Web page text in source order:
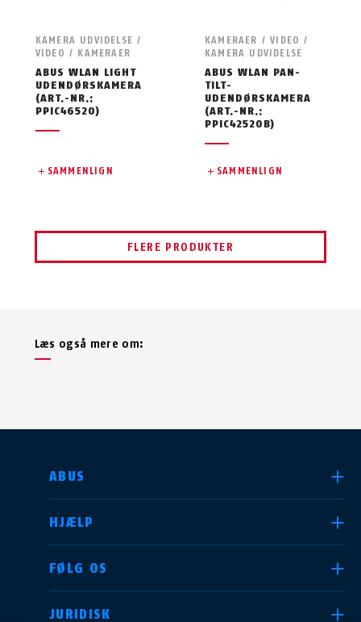
KAMERA UDVIDELSE /
VIDEO / KAMERAER
ABUS WLAN LIGHT
UDENDØRSKAMERA
(ART.-NR.:
PPIC46520)
SAMMENLIGN
KAMERAER / VIDEO /
KAMERA UDVIDELSE
ABUS WLAN PAN-
TILT-
UDENDØRSKAMERA
(ART.-NR.:
PPIC42520B)
SAMMENLIGN
FLERE PRODUKTER
Læs også mere om:
ABUS
HJÆLP
FØLG OS
JURIDISK
VÆLG DIT LAND
Deutschland